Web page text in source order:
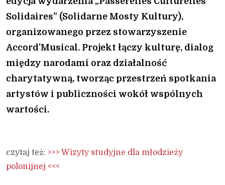
Solidaires” (Solidarne Mosty Kultury),
organizowanego przez stowarzyszenie
Accord’Musical. Projekt łączy kulturę, dialog
między narodami oraz działalność
charytatywną, tworząc przestrzeń spotkania
artystów i publiczności wokół wspólnych
wartości.
czytaj też: >>> Wizyty studyjne dla młodzieży
polonijnej <<<